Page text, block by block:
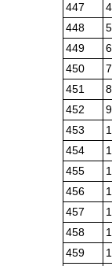
447
4
448
5
449
6
450
7
451
8
452
9
453
454
455
456
457
458
459